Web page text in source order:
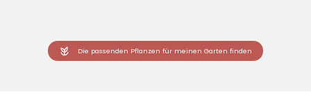
Die passenden Pflanzen für meinen Garten finden